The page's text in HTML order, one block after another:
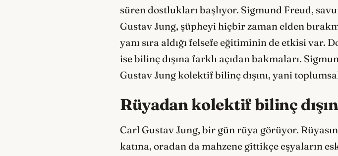
süren dostlukları başlıyor. Sigmund Freud,
Gustav Jung, şüpheyi hiçbir zaman elden
yanı sıra aldığı felsefe eğitiminin de etkisi var.
ise bilinç dışına farklı açıdan bakmaları.
Gustav Jung kolektif bilinç dışını, yani
Rüyadan kolektif bilinç
Carl Gustav Jung, bir gün rüya görüyor.
katına, oradan da mahzene gittikçe eşyaların